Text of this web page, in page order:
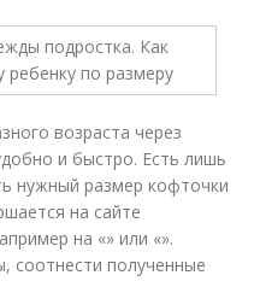
возраста через
и быстро. Есть лишь
нужный размер кофточки
на сайте
на «» или «».
соотнести полученные